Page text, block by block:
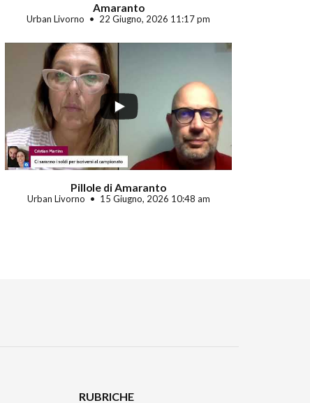
Amaranto
Urban Livorno 22 Giugno, 2026 11:17 pm
Pillole di Amaranto
Urban Livorno 15 Giugno, 2026 10:48 am
RUBRICHE